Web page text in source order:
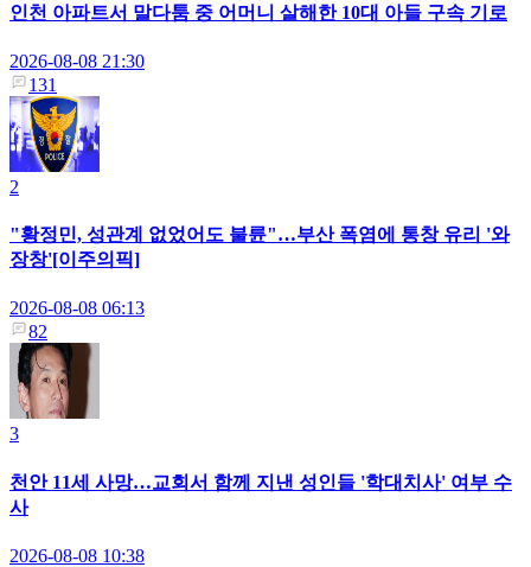
인천 아파트서 말다툼 중 어머니 살해한 10대 아들 구속 기로
2026-08-08 21:30
131
2
"황정민, 성관계 없었어도 불륜"…부산 폭염에 통창 유리 '와
장창'[이주의픽]
2026-08-08 06:13
82
3
천안 11세 사망…교회서 함께 지낸 성인들 '학대치사' 여부 수
사
2026-08-08 10:38